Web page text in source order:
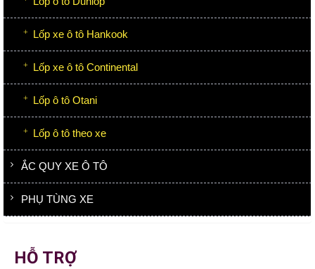
Lốp xe ô tô Hankook
Lốp xe ô tô Continental
Lốp ô tô Otani
Lốp ô tô theo xe
ẮC QUY XE Ô TÔ
PHỤ TÙNG XE
HỖ TRỢ